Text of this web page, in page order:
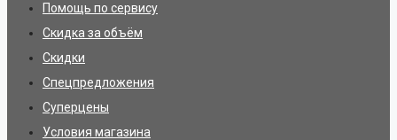
Помощь по сервису
Скидка за объём
Скидки
Спецпредложения
Суперцены
Условия магазина